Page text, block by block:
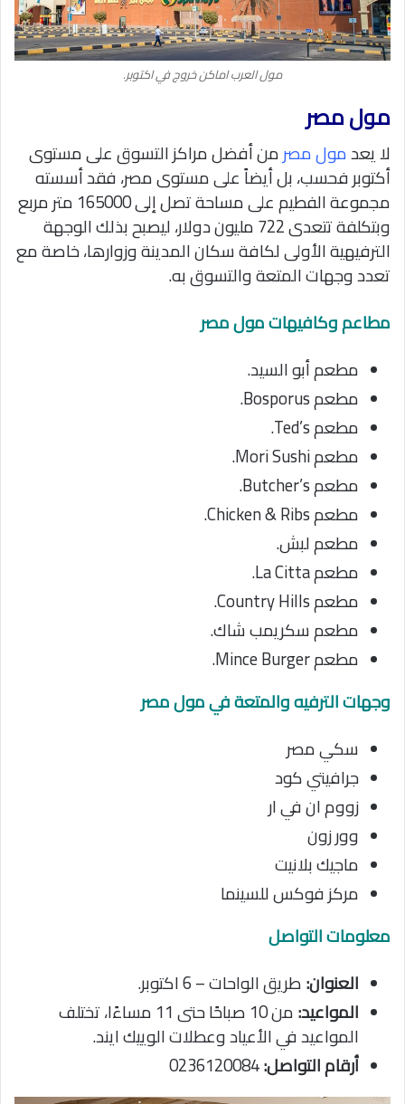
مول العرب اماكن خروج في اكتوبر.
مول مصر
لا يعدمول مصرمن أفضل مراكز التسوق على مستوى
أكتوبر فحسب، بل أيضاً على مستوى مصر، فقد أسسته
مجموعة الفطيم على مساحة تصل إلى 165000 متر مربع
وبتكلفة تتعدى 722 مليون دولار، ليصبح بذلك الوجهة
الترفيهية الأولى لكافة سكان المدينة وزوارها، خاصة مع
تعدد وجهات المتعة والتسوق به.
مطاعم وكافيهات مول مصر
مطعم أبو السيد.
مطعم Bosporus.
مطعم Ted’s.
مطعم Mori Sushi.
مطعم Butcher’s.
مطعم Chicken & Ribs.
مطعم لبش.
مطعم La Citta.
مطعم Country Hills.
مطعم سكريمب شاك.
مطعم Mince Burger.
وجهات الترفيه والمتعة في مول مصر
سكي مصر
جرافيتي كود
زووم ان في ار
وور زون
ماجيك بلانيت
مركز فوكس للسينما
معلومات التواصل
العنوان:طريق الواحات – 6 اكتوبر.
المواعيد:
من 10 صباحًا حتى 11 مساءًا، تختلف
المواعيد في الأعياد وعطلات الوييك ايند.
أرقام التواصل: